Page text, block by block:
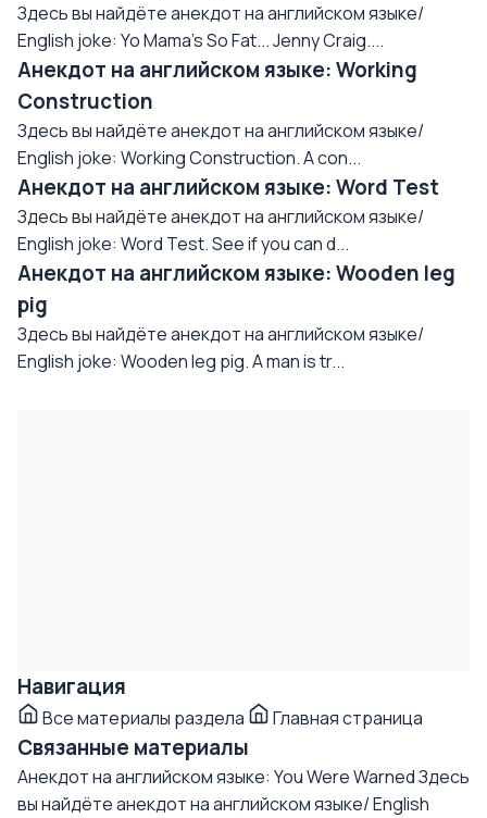
Здесь вы найдёте анекдот на английском языке/
English joke: Yo Mama's So Fat... Jenny Craig....
Анекдот на английском языке: Working
Construction
Здесь вы найдёте анекдот на английском языке/
English joke: Working Construction. A con...
Анекдот на английском языке: Word Test
Здесь вы найдёте анекдот на английском языке/
English joke: Word Test. See if you can d...
Анекдот на английском языке: Wooden leg
pig
Здесь вы найдёте анекдот на английском языке/
English joke: Wooden leg pig. A man is tr...
Навигация
Все материалы раздела Главная страница
Связанные материалы
Анекдот на английском языке: You Were WarnedЗдесь
вы найдёте анекдот на английском языке/ English